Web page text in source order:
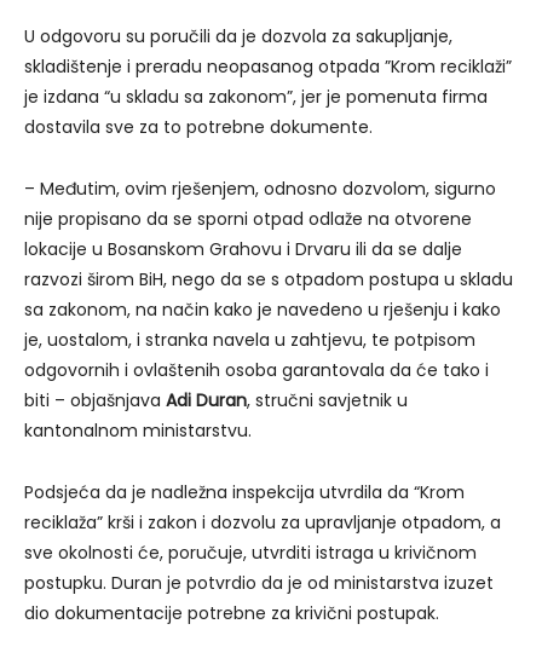
U odgovoru su poručili da je dozvola za sakupljanje,
skladištenje i preradu neopasanog otpada ”Krom reciklaži”
je izdana “u skladu sa zakonom”, jer je pomenuta firma
dostavila sve za to potrebne dokumente.
– Međutim, ovim rješenjem, odnosno dozvolom, sigurno
nije propisano da se sporni otpad odlaže na otvorene
lokacije u Bosanskom Grahovu i Drvaru ili da se dalje
razvozi širom BiH, nego da se s otpadom postupa u skladu
sa zakonom, na način kako je navedeno u rješenju i kako
je, uostalom, i stranka navela u zahtjevu, te potpisom
odgovornih i ovlaštenih osoba garantovala da će tako i
biti – objašnjava Adi Duran, stručni savjetnik u
kantonalnom ministarstvu.
Podsjeća da je nadležna inspekcija utvrdila da “Krom
reciklaža” krši i zakon i dozvolu za upravljanje otpadom, a
sve okolnosti će, poručuje, utvrditi istraga u krivičnom
postupku. Duran je potvrdio da je od ministarstva izuzet
dio dokumentacije potrebne za krivični postupak.